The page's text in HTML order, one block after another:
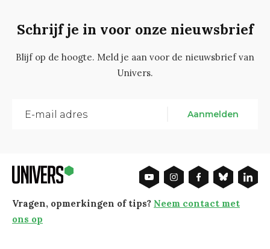
Schrijf je in voor onze nieuwsbrief
Blijf op de hoogte. Meld je aan voor de nieuwsbrief van
Univers.
Aanmelden
Vragen, opmerkingen of tips? Neem contact met
ons op